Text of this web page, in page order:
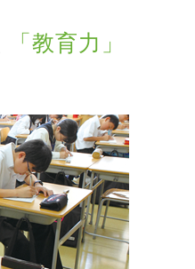
「教育力」